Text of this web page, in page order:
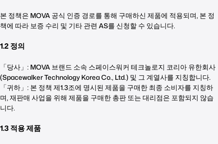
본 정책은 MOVA 공식 인증 경로를 통해 구매하신 제품에 적용되며, 본 정
책에 따라 보증 수리 및 기타 관련 AS를 신청할 수 있습니다.
1.2 정의
「당사」: MOVA 브랜드 소속 스페이스워커 테크놀로지 코리아 유한회사
(Spacewalker Technology Korea Co., Ltd.) 및 그 계열사를 지칭합니다.
「귀하」: 본 정책 제1.3조에 명시된 제품을 구매한 최종 소비자를 지칭하
며, 재판매 사업을 위해 제품을 구매한 총판 또는 대리점은 포함되지 않습
니다.
1.3 적용 제품